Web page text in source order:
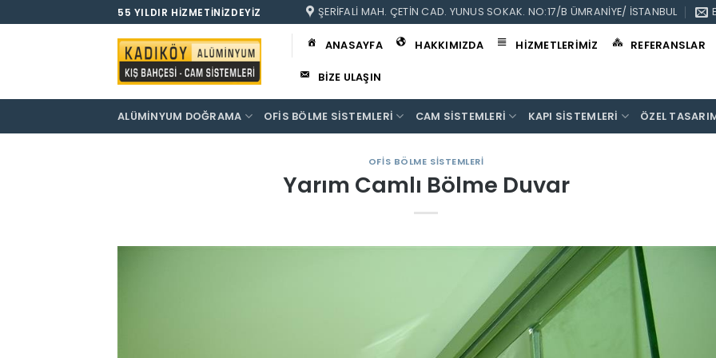
atla
55 YILDIR HIZMETINIZDEYIZ ŞERIFALI MAH. ÇETIN CAD. YUNUS SOKAK. NO:17/B ÜMRANIYE/ İSTANBUL
ANASAYFA HAKKIMIZDA HIZMETLERIMIZ REFERANSLAR
BIZE ULAŞIN
ALÜMINYUM DOĞRAMA OFIS BÖLME SISTEMLERI CAM SISTEMLERI KAPI SISTEMLERI ÖZEL
OFIS BÖLME SISTEMLERI
Yarım Camlı Bölme Duvar